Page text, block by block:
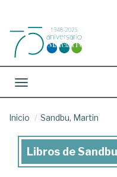
Toggle navigation
Inicio Sandbu, Martin
Libros
Libros de